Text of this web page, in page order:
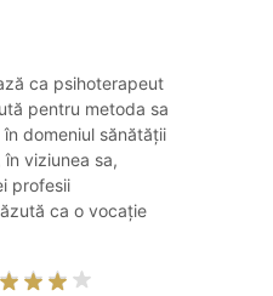
ca psihoterapeut
pentru metoda sa
domeniul sănătății
viziunea sa,
profesii
ca o vocație